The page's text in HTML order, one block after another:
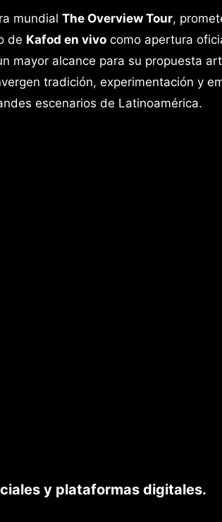
mundialThe Overview Tour,
de Kafod en vivocomo apertura
mayor alcance para su propuesta
tradición, experimentación y
escenarios de Latinoamérica.
y plataformas digitales.